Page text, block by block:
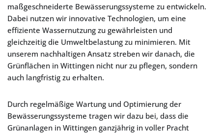
maßgeschneiderte Bewässerungssysteme zu entwickeln.
Dabei nutzen wir innovative Technologien, um eine
effiziente Wassernutzung zu gewährleisten und
gleichzeitig die Umweltbelastung zu minimieren. Mit
unserem nachhaltigen Ansatz streben wir danach, die
Grünflächen in Wittingen nicht nur zu pflegen, sondern
auch langfristig zu erhalten.
Durch regelmäßige Wartung und Optimierung der
Bewässerungssysteme tragen wir dazu bei, dass die
Grünanlagen in Wittingen ganzjährig in voller Pracht